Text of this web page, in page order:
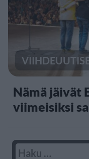
Nämä jäivät
viimeisiksi